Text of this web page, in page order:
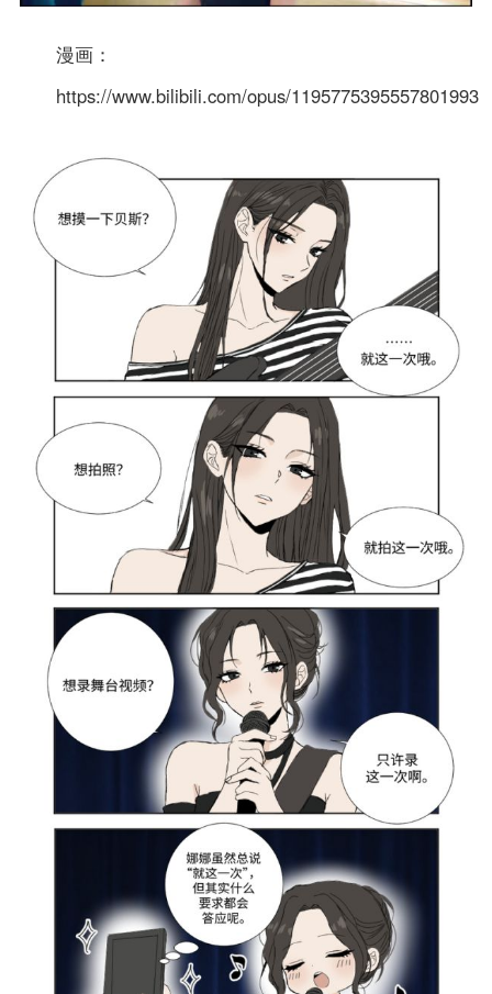
漫画：
https://www.bilibili.com/opus/1195775395557801993